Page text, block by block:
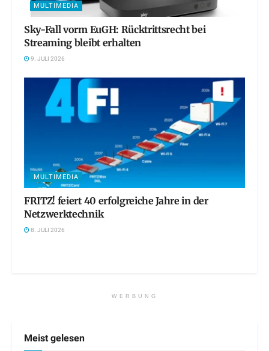
MULTIMEDIA
Sky-Fall vorm EuGH: Rücktrittsrecht bei
Streaming bleibt erhalten
9. JULI 2026
MULTIMEDIA
FRITZ! feiert 40 erfolgreiche Jahre in der
Netzwerktechnik
8. JULI 2026
WERBUNG
Meist gelesen